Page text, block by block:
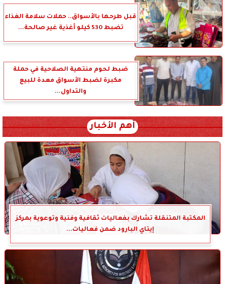
قبل طرحها بالأسواق.. حملات سلامة الغذاء
تضبط 530 كيلو أغذية غير صالحة...
ضبط لحوم منتهية الصلاحية في حملة
مكبرة لضبط الأسواق معدة للبيع
والتداول...
أهم الأخبار
المكتبة المتنقلة تشارك بفعاليات ثقافية وفنية وتوعوية بمركز
إيتاي البارود ضمن فعاليات...